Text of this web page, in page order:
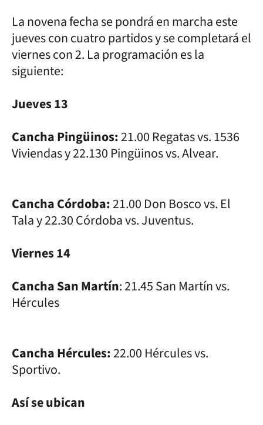
La novena fecha se pondrá en marcha este
jueves con cuatro partidos y se completará el
viernes con 2. La programación es la
siguiente:
Jueves 13
Cancha Pingüinos:21.00 Regatas vs. 1536
Viviendas y 22.130 Pingüinos vs. Alvear.
Cancha Córdoba:21.00 Don Bosco vs. El
Tala y 22.30 Córdoba vs. Juventus.
Viernes 14
Cancha San Martín: 21.45 San Martín vs.
Hércules
Cancha Hércules:22.00 Hércules vs.
Sportivo.
Así se ubican